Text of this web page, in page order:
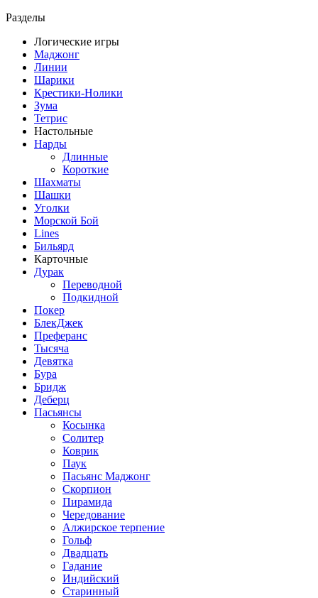
Разделы
Логические игры
Маджонг
Линии
Шарики
Крестики-Нолики
Зума
Тетрис
Настольные
Нарды
Длинные
Короткие
Шахматы
Шашки
Уголки
Морской Бой
Lines
Бильярд
Карточные
Дурак
Переводной
Подкидной
Покер
БлекДжек
Преферанс
Тысяча
Девятка
Бура
Бридж
Деберц
Пасьянсы
Косынка
Солитер
Коврик
Паук
Пасьянс Маджонг
Скорпион
Пирамида
Чередование
Алжирское терпение
Гольф
Двадцать
Гадание
Индийский
Старинный